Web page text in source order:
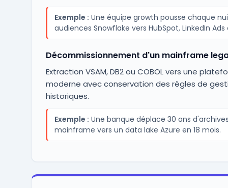
Exemple : Une équipe growth pousse chaque
audiences Snowflake vers HubSpot, LinkedIn Ads
Décommissionnement d'un mainframe
Extraction VSAM, DB2 ou COBOL vers une
moderne avec conservation des règles de
historiques.
Exemple : Une banque déplace 30 ans
mainframe vers un data lake Azure en 18 mois.